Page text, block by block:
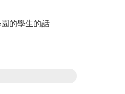
的學生的話